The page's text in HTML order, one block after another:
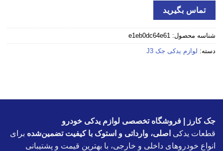
تماس بگیرید
شناسه محصول: e1eb0dc64e61
دسته: لوازم یدکی جک J3
جک کارز | فروشگاه تخصصی لوازم یدکی خودرو
قطعات یدکی اصلی، وارداتی و استوک با کیفیت تضمین‌شده برای
انواع خودروهای داخلی و خارجی، با بهترین قیمت و پشتیبانی